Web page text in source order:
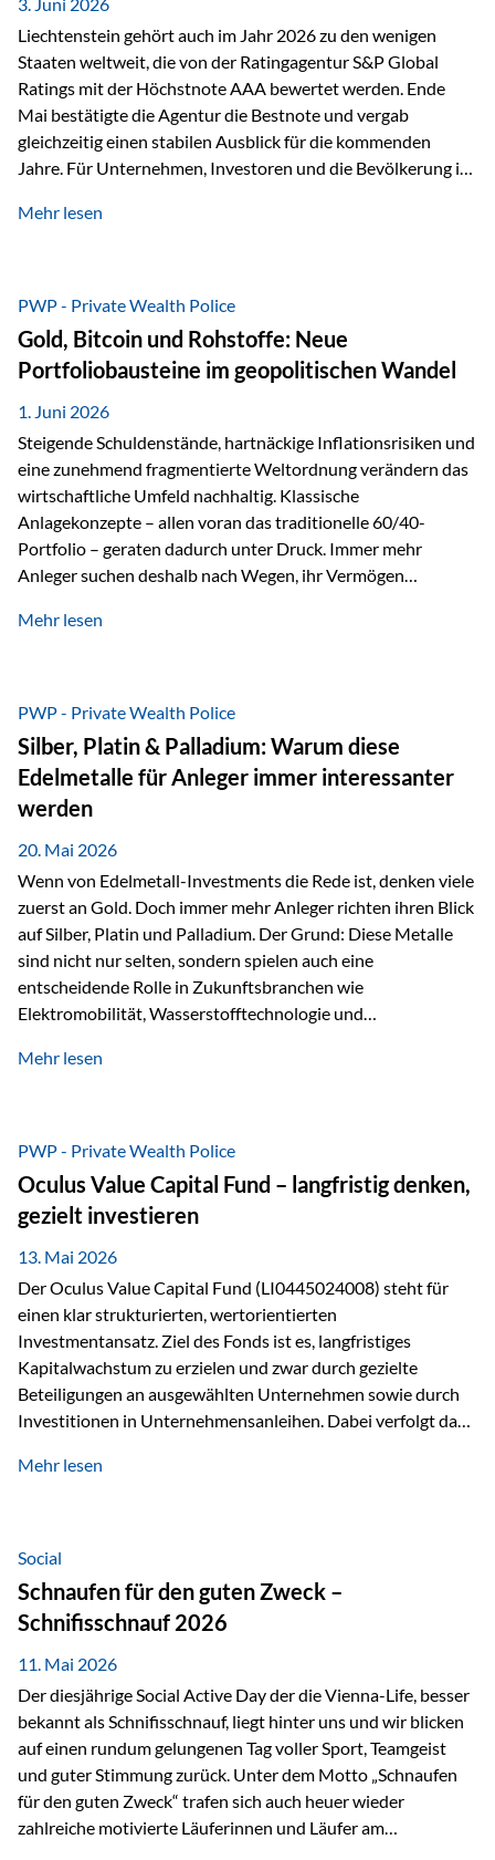
Liechtenstein gehört auch im Jahr 2026 zu den wenigen
Staaten weltweit, die von der Ratingagentur S&P Global
Ratings mit der Höchstnote AAA bewertet werden. Ende
Mai bestätigte die Agentur die Bestnote und vergab
gleichzeitig einen stabilen Ausblick für die kommenden
Jahre. Für Unternehmen, Investoren und die Bevölkerung ist
finanzielle Stabilität des Landes sowie das Vertrauen
trotz Herausforderungen Die weltwirtschaftlichen
Rahmenbedingungen bleiben anspruchsvoll. Geopolitische
Unsicherheiten, eine verhaltene Investitionstätigkeit und
eine schwächere Nachfrage in wichtigen Exportmärkten
beeinflussen auch die liechtensteinische Wirtschaft.
Dennoch sieht…
Mehr lesen
PWP - Private Wealth Police
Gold, Bitcoin und Rohstoffe: Neue
Portfoliobausteine im geopolitischen Wandel
1. Juni 2026
Steigende Schuldenstände, hartnäckige Inflationsrisiken und
eine zunehmend fragmentierte Weltordnung verändern das
wirtschaftliche Umfeld nachhaltig. Klassische
Anlagekonzepte – allen voran das traditionelle 60/40-
Portfolio – geraten dadurch unter Druck. Immer mehr
Anleger suchen deshalb nach Wegen, ihr Vermögen
Unsicherheit abzusichern. Genau hier rücken reale und
monetäre Rolle zurück Gold erlebt derzeit eine
bemerkenswerte Renaissance als monetärer Wertspeicher.
Treiber sind Rekordkäufe der Zentralbanken, geopolitische
Spannungen und ein schleichender Vertrauensverlust in
ungedeckte Papierwährungen. Wie groß dieser
Vertrauensverlust ausfällt, zeigt ein nüchterner
Mehr lesen
PWP - Private Wealth Police
Silber, Platin & Palladium: Warum diese
Edelmetalle für Anleger immer interessanter
werden
20. Mai 2026
Wenn von Edelmetall-Investments die Rede ist, denken viele
zuerst an Gold. Doch immer mehr Anleger richten ihren Blick
auf Silber, Platin und Palladium. Der Grund: Diese Metalle
sind nicht nur selten, sondern spielen auch eine
entscheidende Rolle in Zukunftsbranchen wie
Elektromobilität, Wasserstofftechnologie und
Faktoren für Investoren – begrenztes Angebot und
klassischer „Sicherheitsanker“ gilt, bieten Silber, Platin und
Palladium zusätzlich die Chance, von technologischen
Entwicklungen zu profitieren. Die Nachfrage entsteht nicht
nur durch Anleger, sondern vor allem durch die Industrie.
Gerade in…
Mehr lesen
PWP - Private Wealth Police
Oculus Value Capital Fund – langfristig denken,
gezielt investieren
13. Mai 2026
Der Oculus Value Capital Fund (LI0445024008) steht für
einen klar strukturierten, wertorientierten
Investmentansatz. Ziel des Fonds ist es, langfristiges
Kapitalwachstum zu erzielen und zwar durch gezielte
Beteiligungen an ausgewählten Unternehmen sowie durch
Investitionen in Unternehmensanleihen. Dabei verfolgt das
Marktbewegungen stehen im Fokus, sondern die
innerhalb der Private Wealth Police der Vienna-Life steht
der Oculus Value Capital Fund für einen langfristig
orientierten Value-Investing-Ansatz mit Fokus auf
fundamentale Unternehmensanalyse und nachhaltige
Wertentwicklung. Der Investmentansatz: Value Investing
mit Weitblick Im Zentrum steht ein…
Mehr lesen
Social
Schnaufen für den guten Zweck –
Schnifisschnauf 2026
11. Mai 2026
Der diesjährige Social Active Day der die Vienna-Life, besser
bekannt als Schnifisschnauf, liegt hinter uns und wir blicken
auf einen rundum gelungenen Tag voller Sport, Teamgeist
und guter Stimmung zurück. Unter dem Motto „Schnaufen
für den guten Zweck“ trafen sich auch heuer wieder
zahlreiche motivierte Läuferinnen und Läufer am